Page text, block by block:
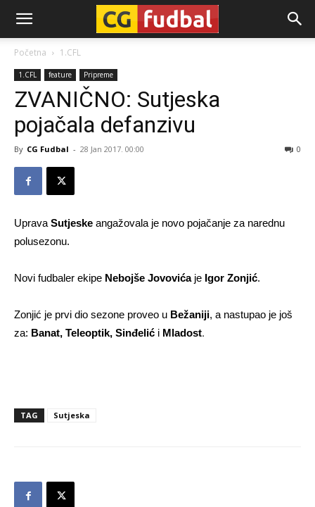
CG-
Fudbal
Početna 1.CFL
1.CFL feature Pripreme
ZVANIČNO: Sutjeska
pojačala defanzivu
By CG Fudbal - 28 Jan 2017. 00:00 0
Uprava Sutjeske angažovala je novo pojačanje za narednu
polusezonu.
Novi fudbaler ekipe Nebojše Jovovićaje Igor Zonjić.
Zonjić je prvi dio sezone proveo u Bežaniji, a nastupao je još
za: Banat, Teleoptik, Sinđelić i Mladost.
TAG Sutjeska